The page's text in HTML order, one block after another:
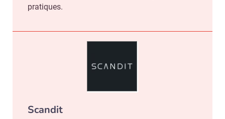
pratiques.
Scandit